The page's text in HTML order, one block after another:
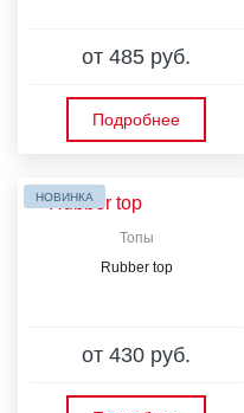
от 485 руб.
Подробнее
НОВИНКА
Топы
Rubber top
от 430 руб.